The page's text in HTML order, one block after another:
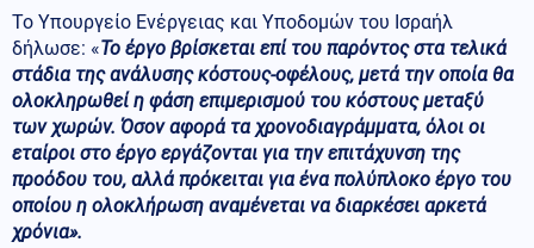
Το Υπουργείο Ενέργειας και Υποδομών του Ισραήλ
δήλωσε: «Το έργο βρίσκεται επί του παρόντος στα τελικά
στάδια της ανάλυσης κόστους-οφέλους, μετά την οποία θα
ολοκληρωθεί η φάση επιμερισμού του κόστους μεταξύ
των χωρών. Όσον αφορά τα χρονοδιαγράμματα, όλοι οι
εταίροι στο έργο εργάζονται για την επιτάχυνση της
προόδου του, αλλά πρόκειται για ένα πολύπλοκο έργο του
οποίου η ολοκλήρωση αναμένεται να διαρκέσει αρκετά
χρόνια».